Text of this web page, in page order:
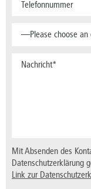
—Please choose
Mit Absenden des
Datenschutzerklärung
Link zur